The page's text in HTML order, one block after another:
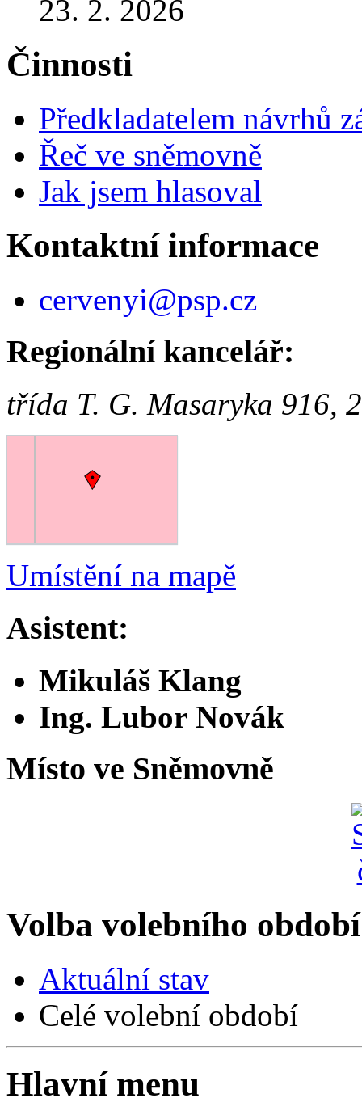
23. 2. 2026
Činnosti
Předkladatelem návrhů
Řeč ve sněmovně
Jak jsem hlasoval
Kontaktní informace
cervenyi@psp.cz
Regionální kancelář:
třída T. G. Masaryka 916,
Umístění na mapě
Asistent:
Mikuláš Klang
Ing. Lubor Novák
Místo ve Sněmovně
Volba volebního období
Aktuální stav
Celé volební období
Hlavní menu